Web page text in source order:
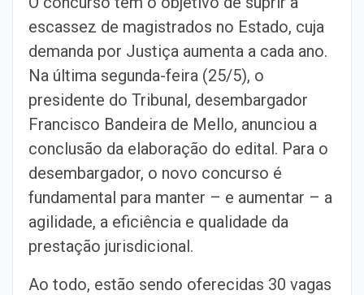
escassez de magistrados no Estado, cuja
demanda por Justiça aumenta a cada ano.
Na última segunda-feira (25/5), o
presidente do Tribunal, desembargador
Francisco Bandeira de Mello, anunciou a
conclusão da elaboração do edital. Para o
desembargador, o novo concurso é
fundamental para manter – e aumentar – a
agilidade, a eficiência e qualidade da
prestação jurisdicional.
Ao todo, estão sendo oferecidas 30 vagas